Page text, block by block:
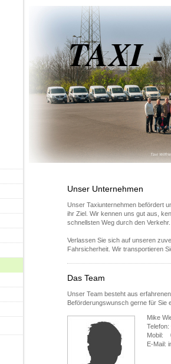
TAXI
Unser Unternehmen
Unser Taxiunternehmen befördert
ihr Ziel. Wir kennen uns gut aus,
schnellsten Weg durch den Verkehr.
Verlassen Sie sich auf unseren
Fahrsicherheit. Wir transportieren
Das Team
Unser Team besteht aus
Beförderungswunsch gerne für Sie
Mike
Mobil:
E-Mail: